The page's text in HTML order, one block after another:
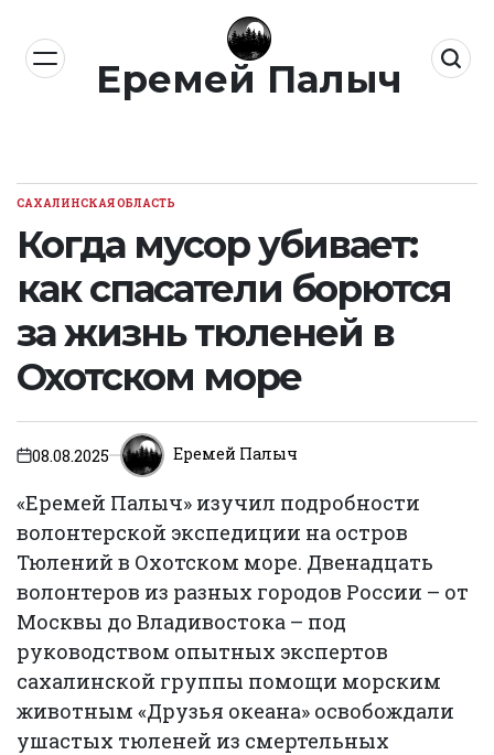
содержимомуЕремей Палыч
ОПУБЛИКОВАНО
САХАЛИНСКАЯ ОБЛАСТЬ
Когда мусор убивает:
как спасатели борются
за жизнь тюленей в
Охотском море
on08.08.2025 Еремей Палыч
«Еремей Палыч» изучил подробности
волонтерской экспедиции на остров
Тюлений в Охотском море. Двенадцать
волонтеров из разных городов России – от
Москвы до Владивостока – под
руководством опытных экспертов
сахалинской группы помощи морским
животным «Друзья океана» освобождали
ушастых тюленей из смертельных